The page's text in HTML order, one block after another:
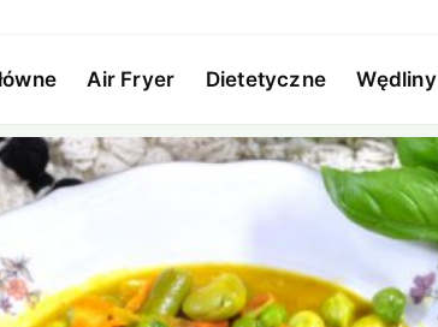
Air Fryer Dietetyczne Wędliny